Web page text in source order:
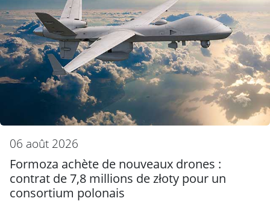
06 août 2026
Formoza achète de nouveaux drones :
contrat de 7,8 millions de złoty pour un
consortium polonais